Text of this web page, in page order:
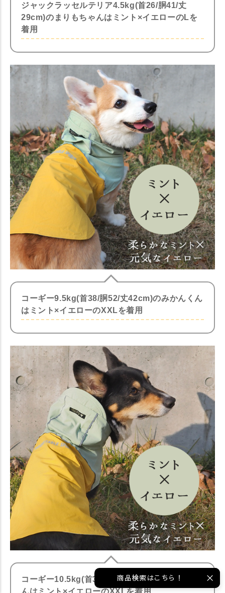
ジャックラッセルテリア4.5kg(首26/胴41/丈
29cm)のまりもちゃんはミント×イエローのLを
着用
コーギー9.5kg(首38/胴52/丈42cm)のみかんくん
はミント×イエローのXXLを着用
コーギー10.5kg(首36/胴53/丈48cm)のめろんく
んはミント×イエローのXXLを着用
商品検索はこちら！